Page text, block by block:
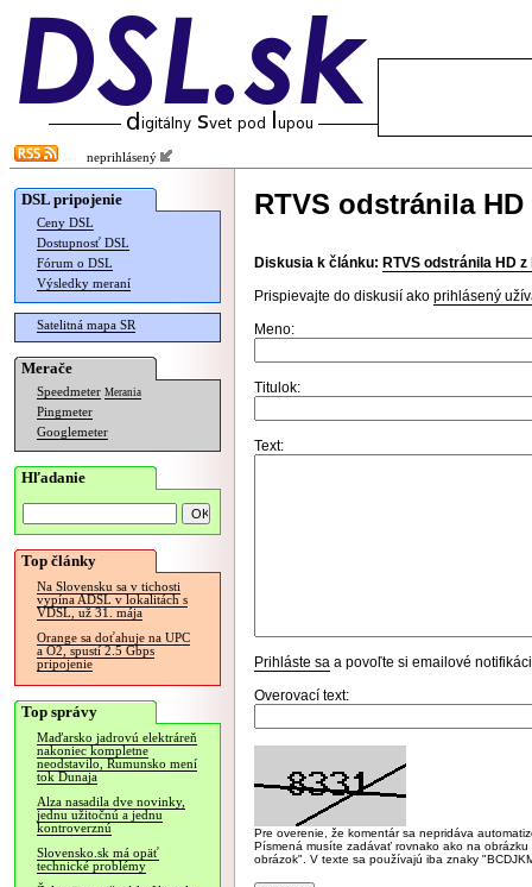
neprihlásený
DSL pripojenie
Ceny DSL
Dostupnosť DSL
Fórum o DSL
Výsledky meraní
Satelitná mapa SR
Merače
Speedmeter Merania
Pingmeter
Googlemeter
Hľadanie
Top články
Na Slovensku sa v tichosti
vypína ADSL v lokalitách s
VDSL, už 31. mája
Orange sa doťahuje na UPC
a O2, spustí 2.5 Gbps
pripojenie
Top správy
Maďarsko jadrovú elektráreň
nakoniec kompletne
neodstavilo, Rumunsko mení
tok Dunaja
Alza nasadila dve novinky,
jednu užitočnú a jednu
kontroverznú
Slovensko.sk má opäť
technické problémy
RTVS odstránila
Diskusia k článku: RTVS odstránila HD
Prispievajte do diskusií ako prihlásený
Meno:
Titulok:
Text:
Prihláste sa a povoľte si emailové
Overovací text:
Pre overenie, že komentár sa nepridáva
Písmená musíte zadávať rovnako ako na
obrázok". V texte sa používajú iba znaky